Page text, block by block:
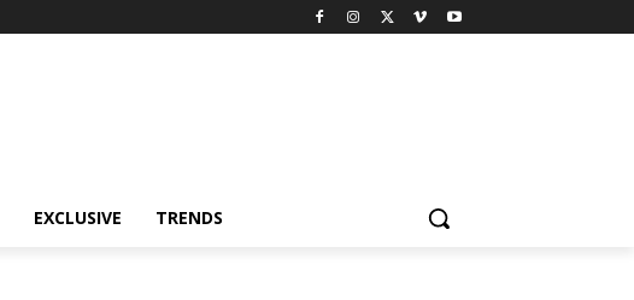
EXCLUSIVE TRENDS